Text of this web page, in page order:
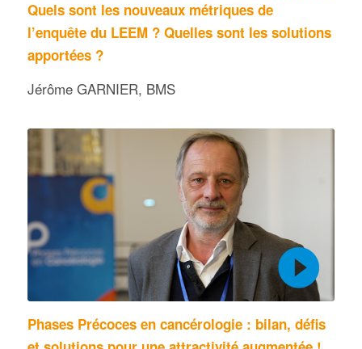
Quels sont les nouveaux métriques de
l’enquête du LEEM ? Quelles sont les solutions
apportées ?
Jérôme GARNIER, BMS
Phases Précoces en cancérologie : bilan, défis